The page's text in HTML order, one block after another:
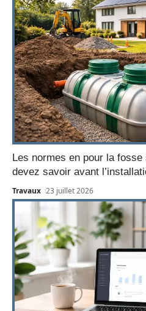
Les normes en pour la
devez savoir avant
Travaux 23 juillet 2026